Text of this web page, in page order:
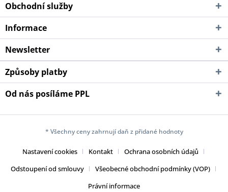
Obchodní služby
Informace
Newsletter
Způsoby platby
Od nás posíláme PPL
* Všechny ceny zahrnují daň z přidané hodnoty
Nastavení cookies Kontakt
Ochrana osobních údajů
Odstoupení od smlouvy
Všeobecné obchodní podmínky (VOP)
Právní informace